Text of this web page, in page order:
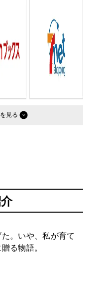
。いや、私が育て
る物語。